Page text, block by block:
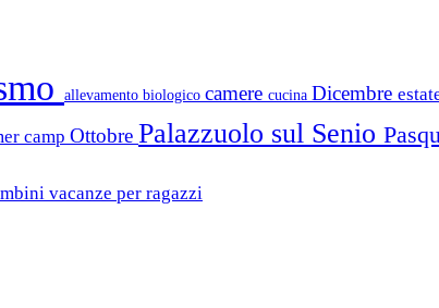
allevamento biologico camere cucina Dicembre
camp Ottobre Palazzuolo sul Senio
vacanze per ragazzi